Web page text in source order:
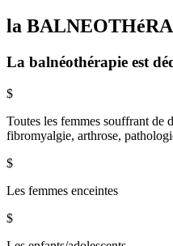
la
La balnéothérapie est
$
Toutes les femmes souffrant de
fibromyalgie, arthrose,
$
Les femmes enceintes
$